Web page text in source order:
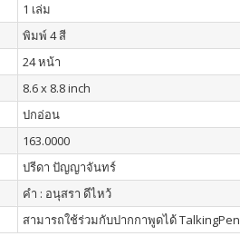
1 เล่ม
พิมพ์ 4 สี
24 หน้า
8.6 x 8.8 inch
ปกอ่อน
163.0000
ปรีดา ปัญญาจันทร์
คำ : อนุสรา ดีไหว้
สามารถใช้ร่วมกับปากกาพูดได้ TalkingPen